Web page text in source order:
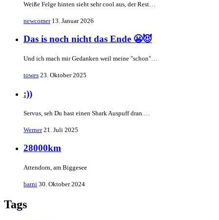
Weiße Felge hinten sieht sehr cool aus, der Rest…
newcomer 13. Januar 2026
Das is noch nicht das Ende 😬😈
Und ich mach mir Gedanken weil meine "schon"…
towes 23. Oktober 2025
:))
Servus, seh Du hast einen Shark Auspuff dran.…
Werner 21. Juli 2025
28000km
Attendorn, am Biggesee
barni 30. Oktober 2024
Tags